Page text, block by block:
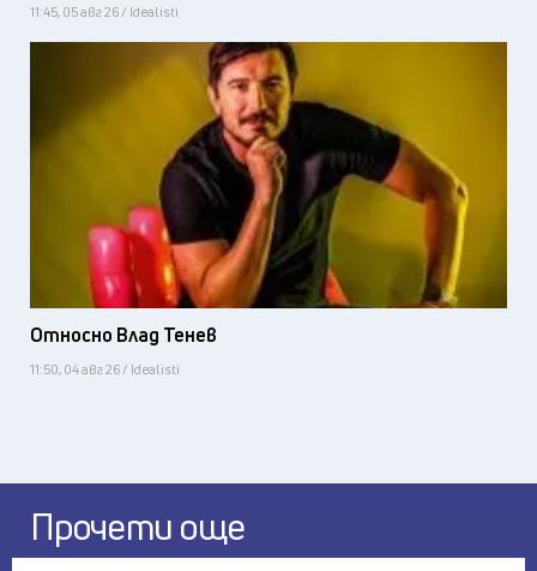
11:45, 05 авг 26 / Idealisti
Относно Влад Тенев
11:50, 04 авг 26 / Idealisti
Прочети още